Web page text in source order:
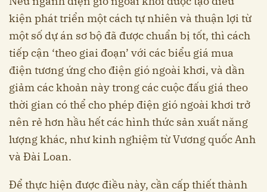
kiện phát triển một cách tự nhiên và thuận lợi từ
một số dự án sơ bộ đã được chuẩn bị tốt, thì cách
tiếp cận ‘theo giai đoạn’ với các biểu giá mua
điện tương ứng cho điện gió ngoài khơi, và dần
giảm các khoản này trong các cuộc đấu giá theo
thời gian có thể cho phép điện gió ngoài khơi trở
nên rẻ hơn hầu hết các hình thức sản xuất năng
lượng khác, như kinh nghiệm từ Vương quốc Anh
và Đài Loan.
Để thực hiện được điều này, cần cấp thiết thành